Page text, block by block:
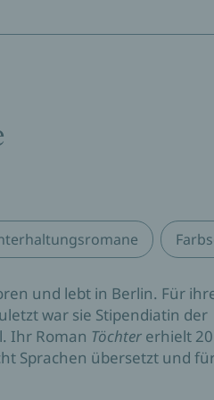
spannenden,
zu schreiben, deren Regel
Note und
gut geschriebenen
Stunde. Eine Geschichte
wird und wie
und lebt in Berlin. Für
war sie Stipendiatin der
Ihr Roman Töchter erhielt
Sprachen übersetzt und